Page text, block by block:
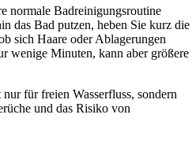
normale Badreinigungsroutine
das Bad putzen, heben Sie kurz die
sich Haare oder Ablagerungen
wenige Minuten, kann aber größere
für freien Wasserfluss, sondern
und das Risiko von